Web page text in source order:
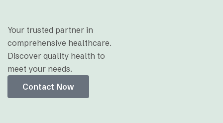
Your trusted partner in
comprehensive healthcare.
Discover quality health to
meet your needs.
Contact Now